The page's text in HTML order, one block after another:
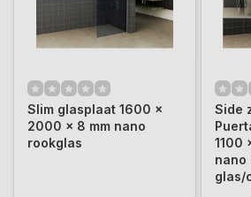
Slim glasplaat 1600 x
2000 x 8 mm nano
rookglas
Side
1100
nano
glas/